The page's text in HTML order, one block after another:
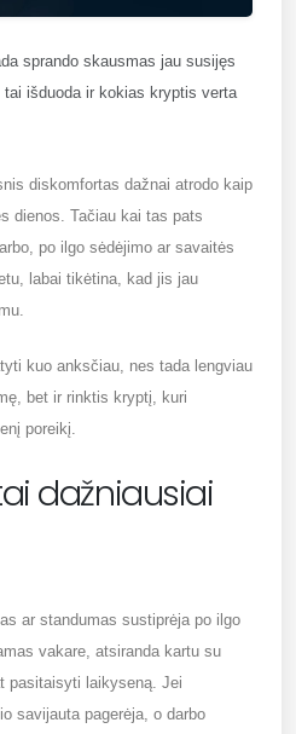
sprando skausmas jau susijęs
išduoda ir kokias kryptis verta
diskomfortas dažnai atrodo kaip
dienos. Tačiau kai tas pats
po ilgo sėdėjimo ar savaitės
labai tikėtina, kad jis jau
kuo anksčiau, nes tada lengviau
bet ir rinktis kryptį, kuri
poreikį.
dažniausiai
ar standumas sustiprėja po ilgo
vakare, atsiranda kartu su
pasitaisyti laikyseną. Jei
savijauta pagerėja, o darbo